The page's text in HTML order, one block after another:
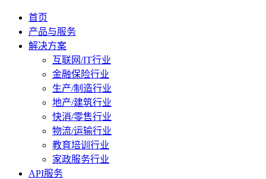
首页
产品与服务
解决方案
互联网/IT行业
金融保险行业
生产/制造行业
地产/建筑行业
快消/零售行业
物流/运输行业
教育培训行业
家政服务行业
API服务